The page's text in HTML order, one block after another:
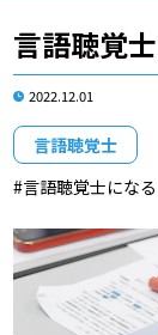
言語聴覚
2022.12.01
言語聴覚士
言語聴覚士にな